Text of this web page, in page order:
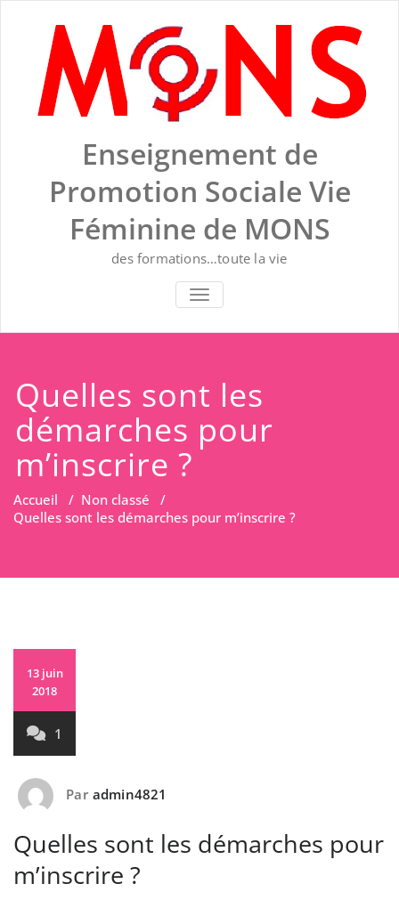
Enseignement de
Promotion Sociale Vie
Féminine de MONS
des formations…toute la vie
AFFICHER/MASQUER LA
Quelles sont les
démarches pour
m’inscrire ?
Accueil / Non classé /
Quelles sont les démarches pour m’inscrire ?
13 juin
2018
1
Par admin4821
Quelles sont les démarches pour
m’inscrire ?